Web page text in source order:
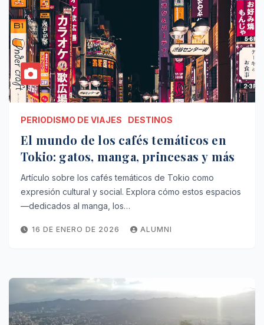
PERIODISMO DE VIAJES DESTINOS
El mundo de los cafés temáticos en
Tokio: gatos, manga, princesas y más
Artículo sobre los cafés temáticos de Tokio como
expresión cultural y social. Explora cómo estos espacios
—dedicados al manga, los…
16 DE ENERO DE 2026 ALUMNI